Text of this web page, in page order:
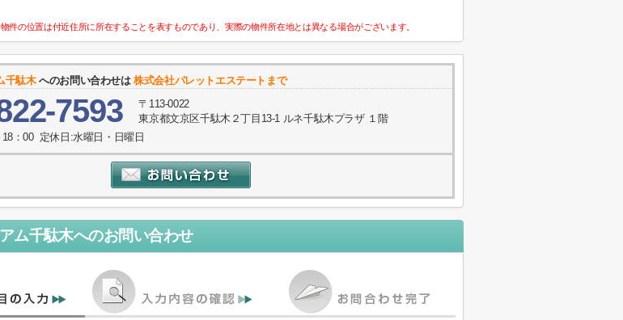
件の位置は付近住所に所在することを表すものであり、実際の物件所在地とは異なる場合がございます。
千駄木へのお問い合わせは株式会社パレットエステートまで
7593
〒113-0022
東京都文京区千駄木２丁目13-1 ルネ千駄木プラザ １階
18：00 定休日:水曜日・日曜日
ム千駄木へのお問い合わせ